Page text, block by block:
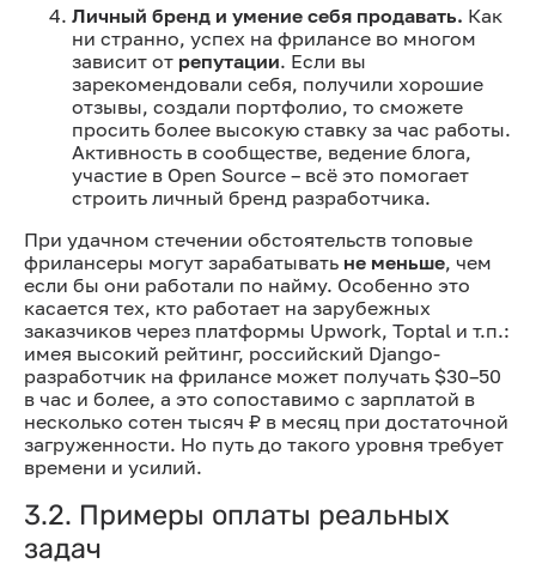
Личный бренд и умение себя продавать. Как
ни странно, успех на фрилансе во многом
зависит от репутации. Если вы
зарекомендовали себя, получили хорошие
отзывы, создали портфолио, то сможете
просить более высокую ставку за час работы.
Активность в сообществе, ведение блога,
участие в Open Source – всё это помогает
строить личный бренд разработчика.
При удачном стечении обстоятельств топовые
фрилансеры могут зарабатывать не меньше, чем
если бы они работали по найму. Особенно это
касается тех, кто работает на зарубежных
заказчиков через платформы Upwork, Toptal и т.п.:
имея высокий рейтинг, российский Django-
разработчик на фрилансе может получать $30–50
в час и более, а это сопоставимо с зарплатой в
несколько сотен тысяч ₽ в месяц при достаточной
загруженности. Но путь до такого уровня требует
времени и усилий.
3.2. Примеры оплаты реальных
задач